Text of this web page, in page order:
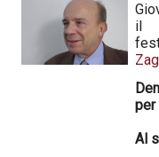
il
per
Al